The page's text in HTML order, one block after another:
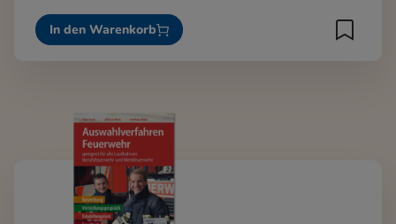
In den Warenkorb